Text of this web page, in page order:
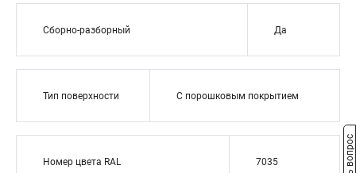
Сборно-разборный Да
Тип поверхности С порошковым покрытием
Номер цвета RAL 7035